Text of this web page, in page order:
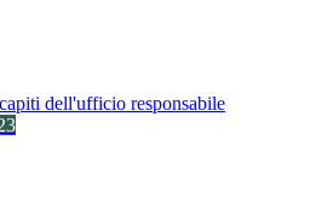
dell'ufficio responsabile